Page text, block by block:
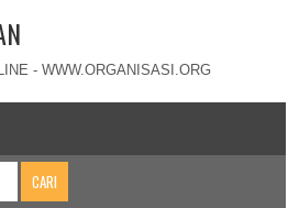
- WWW.ORGANISASI.ORG